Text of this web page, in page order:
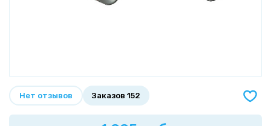
Нет отзывов Заказов 152